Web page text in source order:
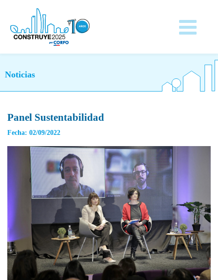
Noticias
Panel Sustentabilidad
Fecha: 02/09/2022